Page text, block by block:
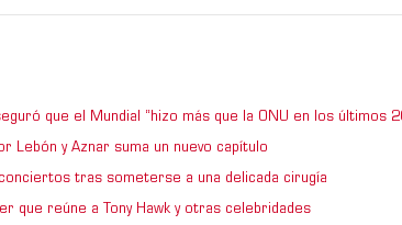
que el Mundial “hizo más que la ONU en los últimos
Lebón y Aznar suma un nuevo capítulo
tras someterse a una delicada cirugía
que reúne a Tony Hawk y otras celebridades